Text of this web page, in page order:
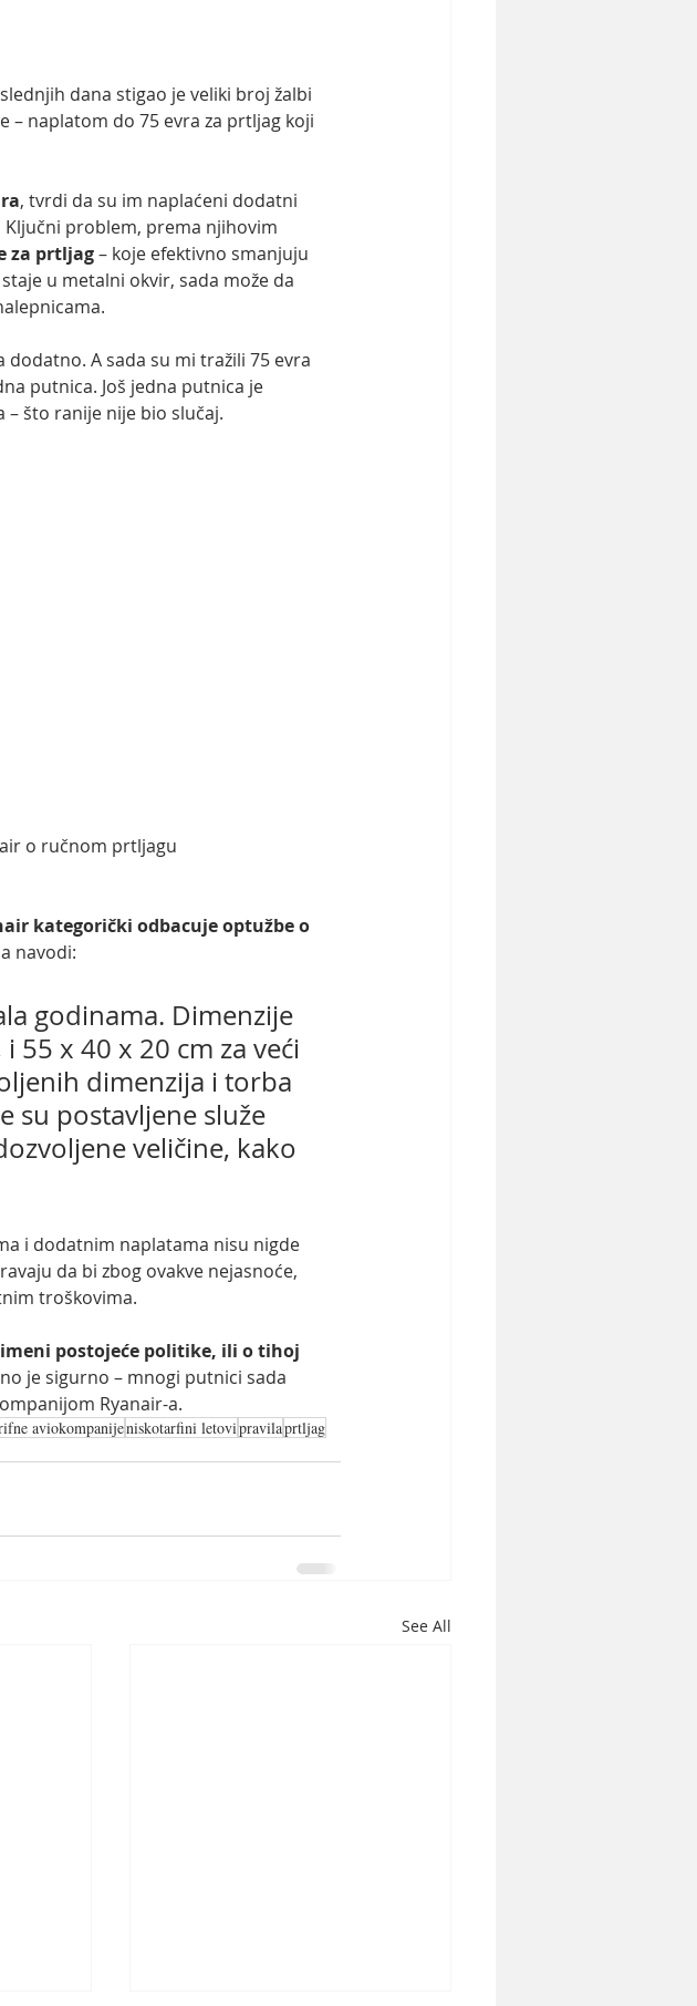
dana stigao je veliki broj žalbi
– naplatom do 75 evra za prtljag koji
, tvrdi da su im naplaćeni dodatni
problem, prema njihovim
za prtljag – koje efektivno smanjuju
u metalni okvir, sada može da
A sada su mi tražili 75 evra
putnica. Još jedna putnica je
što ranije nije bio slučaj.
o ručnom prtljagu
kategorički odbacuje optužbe o
navodi:
godinama. Dimenzije
55 x 40 x 20 cm za veći
dimenzija i torba
su postavljene služe
veličine, kako
i dodatnim naplatama nisu nigde
da bi zbog ovakve nejasnoće,
troškovima.
postojeće politike, ili o tihoj
je sigurno – mnogi putnici sada
Ryanair-a.
aviokompanijeniskotarfini letovipravilaprtljag
See All